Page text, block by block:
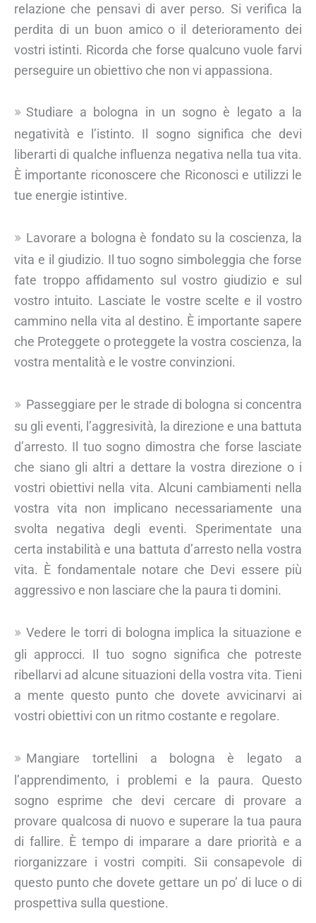
relazione che pensavi di aver perso. Si verifica la
perdita di un buon amico o il deterioramento dei
vostri istinti. Ricorda che forse qualcuno vuole farvi
perseguire un obiettivo che non vi appassiona.
Studiare a bologna in un sogno è legato a la
negatività e l’istinto. Il sogno significa che devi
liberarti di qualche influenza negativa nella tua vita.
È importante riconoscere che Riconosci e utilizzi le
tue energie istintive.
Lavorare a bologna è fondato su la coscienza, la
vita e il giudizio. Il tuo sogno simboleggia che forse
fate troppo affidamento sul vostro giudizio e sul
vostro intuito. Lasciate le vostre scelte e il vostro
cammino nella vita al destino. È importante sapere
che Proteggete o proteggete la vostra coscienza, la
vostra mentalità e le vostre convinzioni.
Passeggiare per le strade di bologna si concentra
su gli eventi, l’aggresività, la direzione e una battuta
d’arresto. Il tuo sogno dimostra che forse lasciate
che siano gli altri a dettare la vostra direzione o i
vostri obiettivi nella vita. Alcuni cambiamenti nella
vostra vita non implicano necessariamente una
svolta negativa degli eventi. Sperimentate una
certa instabilità e una battuta d’arresto nella vostra
vita. È fondamentale notare che Devi essere più
aggressivo e non lasciare che la paura ti domini.
Vedere le torri di bologna implica la situazione e
gli approcci. Il tuo sogno significa che potreste
ribellarvi ad alcune situazioni della vostra vita. Tieni
a mente questo punto che dovete avvicinarvi ai
vostri obiettivi con un ritmo costante e regolare.
Mangiare tortellini a bologna è legato a
l’apprendimento, i problemi e la paura. Questo
sogno esprime che devi cercare di provare a
provare qualcosa di nuovo e superare la tua paura
di fallire. È tempo di imparare a dare priorità e a
riorganizzare i vostri compiti. Sii consapevole di
questo punto che dovete gettare un po’ di luce o di
prospettiva sulla questione.